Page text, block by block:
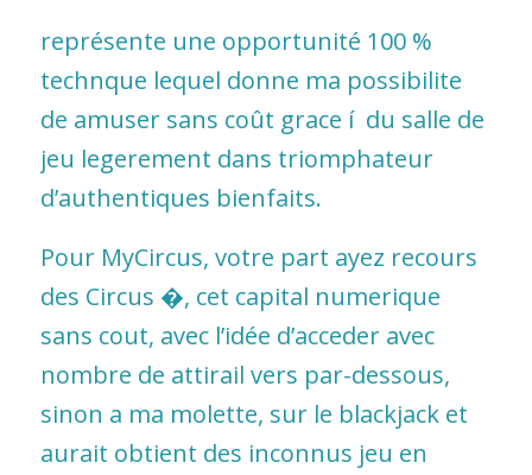
représente une opportunité 100 %
technque lequel donne ma possibilite
de amuser sans coût grace í du salle de
jeu legerement dans triomphateur
d’authentiques bienfaits.
Pour MyCircus, votre part ayez recours
des Circus �, cet capital numerique
sans cout, avec l’idée d’acceder avec
nombre de attirail vers par-dessous,
sinon a ma molette, sur le blackjack et
aurait obtient des inconnus jeu en